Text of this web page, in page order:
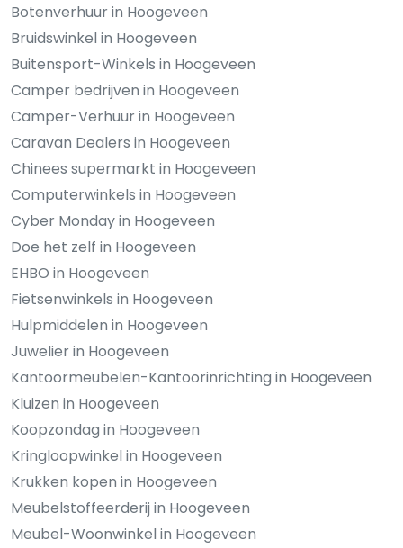
Botenverhuur in Hoogeveen
Bruidswinkel in Hoogeveen
Buitensport-Winkels in Hoogeveen
Camper bedrijven in Hoogeveen
Camper-Verhuur in Hoogeveen
Caravan Dealers in Hoogeveen
Chinees supermarkt in Hoogeveen
Computerwinkels in Hoogeveen
Cyber Monday in Hoogeveen
Doe het zelf in Hoogeveen
EHBO in Hoogeveen
Fietsenwinkels in Hoogeveen
Hulpmiddelen in Hoogeveen
Juwelier in Hoogeveen
Kantoormeubelen-Kantoorinrichting in Hoogeveen
Kluizen in Hoogeveen
Koopzondag in Hoogeveen
Kringloopwinkel in Hoogeveen
Krukken kopen in Hoogeveen
Meubelstoffeerderij in Hoogeveen
Meubel-Woonwinkel in Hoogeveen